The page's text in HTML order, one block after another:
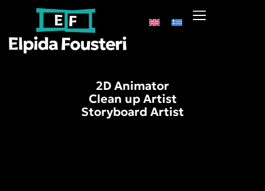
2D Animator
Clean up Artist
Storyboard Artist